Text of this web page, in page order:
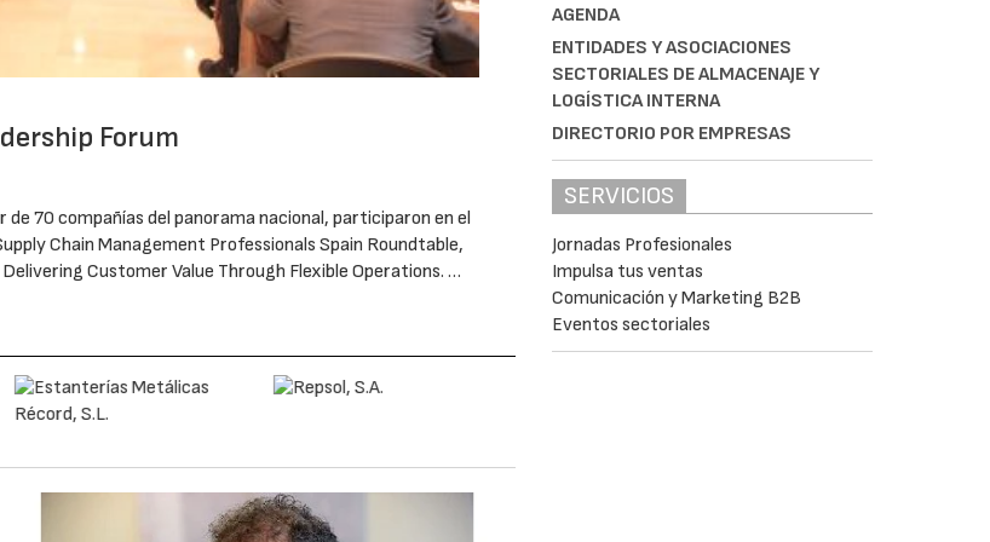
Forum
70 compañías del panorama nacional, participaron en el
Chain Management Professionals Spain Roundtable,
Customer Value Through Flexible Operations. …
AGENDA
ENTIDADES Y ASOCIACIONES
SECTORIALES DE ALMACENAJE Y
LOGÍSTICA INTERNA
DIRECTORIO POR EMPRESAS
SERVICIOS
Jornadas Profesionales
Impulsa tus ventas
Comunicación y Marketing B2B
Eventos sectoriales